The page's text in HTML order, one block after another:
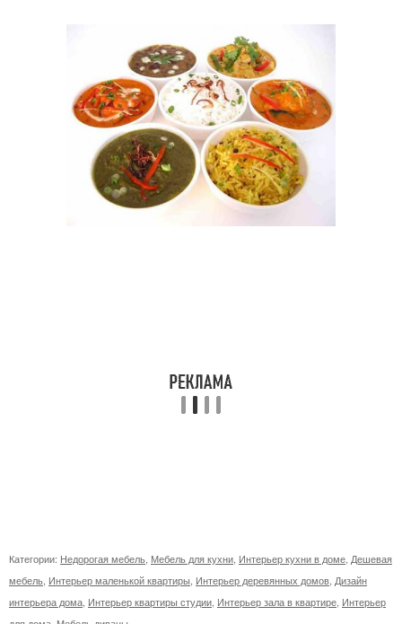
Категории: Недорогая мебель, Мебель для кухни, Интерьер кухни в доме, Дешевая
мебель, Интерьер маленькой квартиры, Интерьер деревянных домов, Дизайн
интерьера дома, Интерьер квартиры студии, Интерьер зала в квартире, Интерьер